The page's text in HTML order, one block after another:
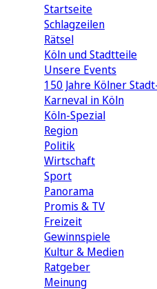
Startseite
Schlagzeilen
Rätsel
Köln und Stadtteile
Unsere Events
150 Jahre Kölner
Karneval in Köln
Köln-Spezial
Region
Politik
Wirtschaft
Sport
Panorama
Promis & TV
Freizeit
Gewinnspiele
Kultur & Medien
Ratgeber
Meinung